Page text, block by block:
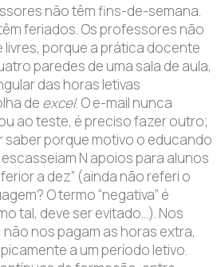
não têm fins-de-semana.
feriados. Os professores não
livres, porque a prática docente
paredes de uma sala de aula,
das horas letivas
de excel. O e-mail nunca
ao teste, é preciso fazer outro;
saber porque motivo o educando
escasseiam N apoios para alunos
a dez” (ainda não referi o
O termo “negativa” é
tal, deve ser evitado…). Nos
nos pagam as horas extra,
a um período letivo.